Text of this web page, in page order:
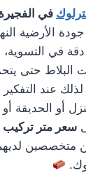
في
الأرضية
دقة في
البلاط حتى
لذلك عند
أو الحديقة
سعر متر تركيب
متخصصين